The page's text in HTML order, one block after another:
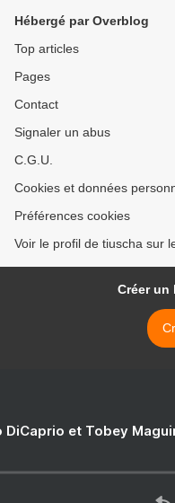
Hébergé par Overblog
Top articles
Pages
Contact
Signaler un abus
C.G.U.
Cookies et données
Préférences cookies
Voir le profil de tiuscha sur
Créer un
DiCaprio et Tobey